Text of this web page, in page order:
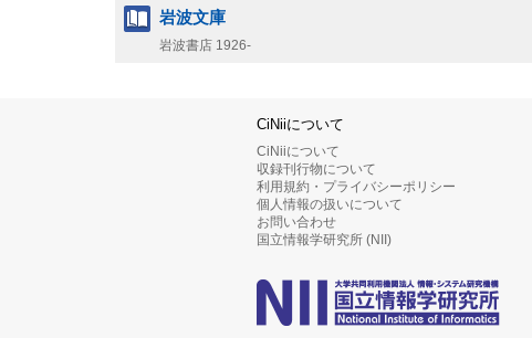
岩波文庫
岩波書店 1926-
CiNiiについて
CiNiiについて
収録刊行物について
利用規約・プライバシーポリシー
個人情報の扱いについて
お問い合わせ
国立情報学研究所 (NII)